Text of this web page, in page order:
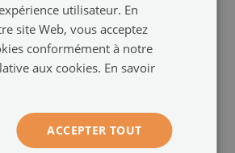
Image sur verre Tableau
utilisateur. En
site Web, vous acceptez
conformément à notre
aux cookies. En savoir
ACCEPTER TOUT